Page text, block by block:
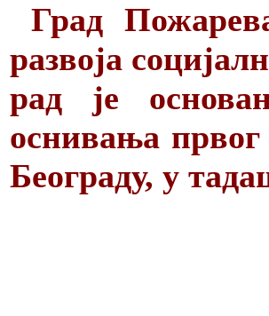
Град
развоја
рад је
оснивања
Београду, у